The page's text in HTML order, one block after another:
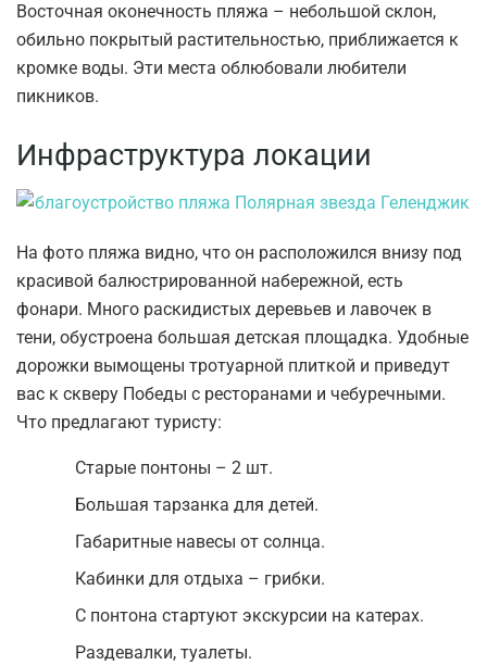
Восточная оконечность пляжа – небольшой склон,
обильно покрытый растительностью, приближается к
кромке воды. Эти места облюбовали любители
пикников.
Инфраструктура локации
На фото пляжа видно, что он расположился внизу под
красивой балюстрированной набережной, есть
фонари. Много раскидистых деревьев и лавочек в
тени, обустроена большая детская площадка. Удобные
дорожки вымощены тротуарной плиткой и приведут
вас к скверу Победы с ресторанами и чебуречными.
Что предлагают туристу:
Старые понтоны – 2 шт.
Большая тарзанка для детей.
Габаритные навесы от солнца.
Кабинки для отдыха – грибки.
С понтона стартуют экскурсии на катерах.
Раздевалки, туалеты.